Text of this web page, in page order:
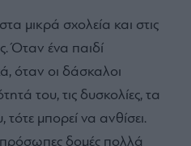
μικρά σχολεία και στις
Όταν ένα παιδί
όταν οι δάσκαλοι
του, τις δυσκολίες, τα
τότε μπορεί να ανθίσει.
δομές πολλά